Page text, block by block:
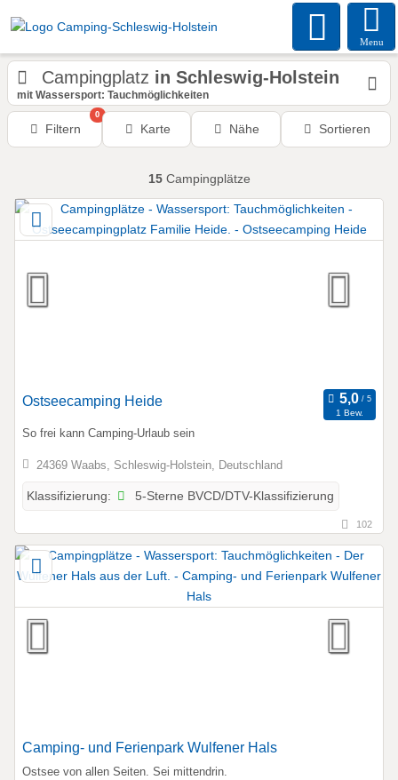
Menu
Campingplatz in Schleswig-Holstein
mit Wassersport: Tauchmöglichkeiten
Filtern
0
Karte Nähe Sortieren
15Campingplätze
Ostseecamping Heide
1 Bew.
So frei kann Camping-Urlaub sein
24369 Waabs, Schleswig-Holstein, Deutschland
Klassifizierung: 5-Sterne BVCD/DTV-Klassifizierung
102
Camping- und Ferienpark Wulfener Hals
Ostsee von allen Seiten. Sei mittendrin.